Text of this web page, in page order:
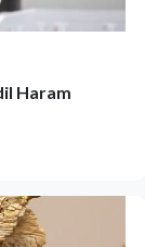
Haram